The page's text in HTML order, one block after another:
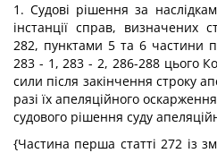
1. Судові рішення за
інстанції справ, визначених
282, пунктами 5 та 6 частини
283 - 1, 283 - 2, 286-288 цього
сили після закінчення строку
разі їх апеляційного
судового рішення суду
{Частина перша статті 272 із